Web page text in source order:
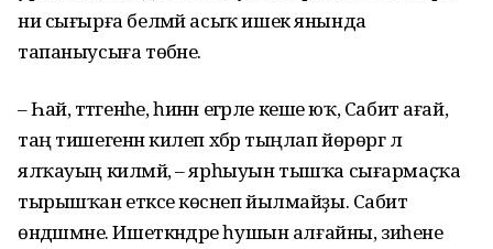
ни сығырға белмәй асыҡ ишек янында
тапаныусыға төбәне.
– Һай, әттәгенәһе, һинән егәрле кеше юҡ, Сабит ағай,
таң тишегенән килеп хәбәр тыңлап йөрөргә лә
ялҡауың килмәй, – ярһыуын тышҡа сығармаҫҡа
тырышҡан етәксе көсәнеп йылмайҙы. Сабит
өндәшмәне. Ишеткәндәре һушын алғайны, зиһене